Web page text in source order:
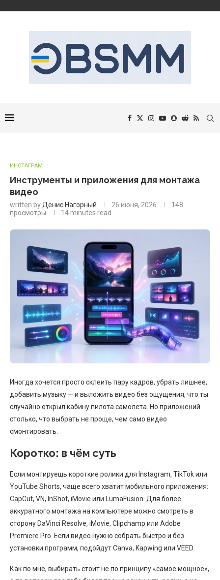
ИНСТАГРАМ
Инструменты и приложения для монтажа
видео
written by Денис Нагорный 26 июня, 2026
148
просмотры
14 minutes read
Иногда хочется просто склеить пару кадров, убрать лишнее,
добавить музыку — и выложить видео без ощущения, что ты
случайно открыл кабину пилота самолёта. Но приложений
столько, что выбрать не проще, чем само видео
смонтировать.
Коротко: в чём суть
Если монтируешь короткие ролики для Instagram, TikTok или
YouTube Shorts, чаще всего хватит мобильного приложения:
CapCut, VN, InShot, iMovie или LumaFusion. Для более
аккуратного монтажа на компьютере можно смотреть в
сторону DaVinci Resolve, iMovie, Clipchamp или Adobe
Premiere Pro. Если видео нужно собрать быстро и без
установки программ, подойдут Canva, Kapwing или VEED.
Как по мне, выбирать стоит не по принципу «самое мощное»,